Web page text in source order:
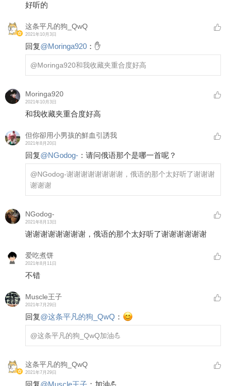
好听的
这条平凡的狗_QwQ
2021年10月3日
回复@Moringa920 ： ✋
@Moringa920和我收藏夹重合度好高
Moringa920
2021年10月3日
和我收藏夹重合度好高
但你卻用小男孩的鮮血引誘我
2021年8月20日
回复@NGodog- ： 请问俄语那个是哪一首呢？
@NGodog-谢谢谢谢谢谢谢谢，俄语的那个太好听了谢谢谢
谢谢谢
NGodog-
2021年8月13日
谢谢谢谢谢谢谢谢，俄语的那个太好听了谢谢谢谢谢谢
爱吃煮饼
2021年8月11日
不错
Muscle王子
2021年7月29日
回复@这条平凡的狗_QwQ ：
@这条平凡的狗_QwQ加油💪
这条平凡的狗_QwQ
2021年7月29日
回复@Muscle王子 ： 加油💪